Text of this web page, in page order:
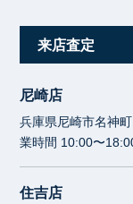
来店査定
尼崎店
兵庫県尼崎市名神
業時間 10:00〜
住吉店